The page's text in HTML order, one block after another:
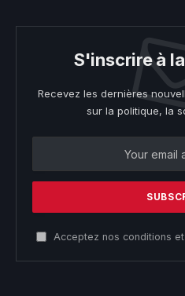
S'inscrire à
Recevez les dernières
sur la politique, la
Acceptez nos conditions et